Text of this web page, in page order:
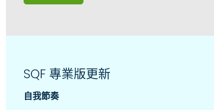
SQF 專業版更新
自我節奏